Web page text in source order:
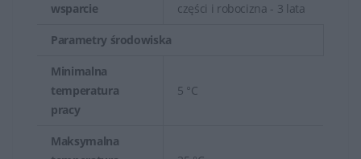
wsparcie
części i robocizna - 3 lata
Parametry środowiska
Minimalna
temperatura
pracy
5 °C
Maksymalna